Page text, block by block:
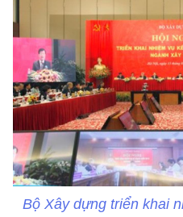
Bộ Xây dựng triển khai